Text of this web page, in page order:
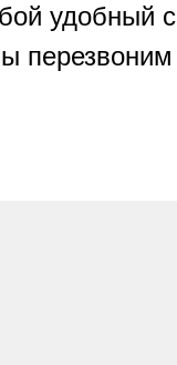
удобный